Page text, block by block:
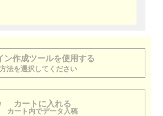
ン作成ツールを使用する
法を選択してください
カートに入れる
カート内でデータ入稿